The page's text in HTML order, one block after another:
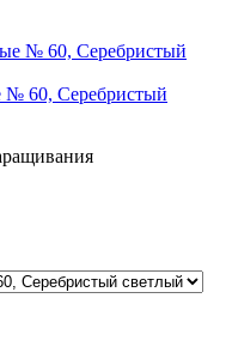
№ 60, Серебристый